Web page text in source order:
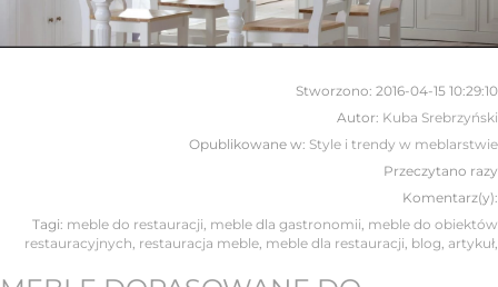
Stworzono: 2016-04-15 10:29:10
Autor: Kuba Srebrzyński
Opublikowane w: Style i trendy w meblarstwie
Przeczytano razy
Komentarz(y):
Tagi: meble do restauracji meble dla gastronomii meble do obiektów
restauracyjnych restauracja meble meble dla restauracji blog artykuł